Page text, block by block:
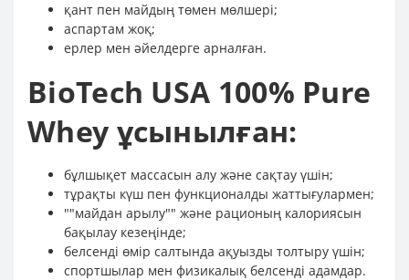
қант пен майдың төмен мөлшері;
аспартам жоқ;
ерлер мен әйелдерге арналған.
BioTech USA 100% Pure
Whey ұсынылған:
бұлшықет массасын алу және сақтау үшін;
тұрақты күш пен функционалды жаттығулармен;
""майдан арылу"" және рационың калориясын
бақылау кезеңінде;
белсенді өмір салтында ақуызды толтыру үшін;
спортшылар мен физикалық белсенді адамдар.